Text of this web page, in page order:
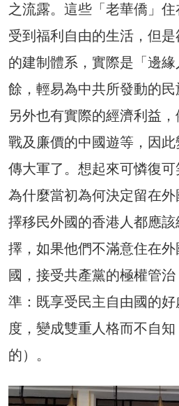
之流露。這些「老華僑」
受到福利自由的生活，但
的建制體系，實際是「邊
餘，輕易為中共所發動的民
另外也有實際的經濟利益
戰及廉價的中國遊等，因
傳大軍了。想起來可憐復
為什麼當初為何決定留在
擇移民外國的香港人都應
擇，如果他們不滿意住在
國，接受共產黨的極權管
準：既享受民主自由國的好
度，變成雙重人格而不自
的）。